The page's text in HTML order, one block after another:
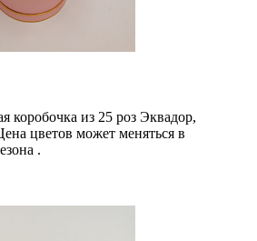
коробочка из 25 роз Эквадор,
цветов может меняться в
.